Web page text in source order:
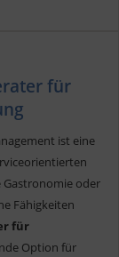
für
ist eine
Gastronomie oder
Fähigkeiten
für
Option für